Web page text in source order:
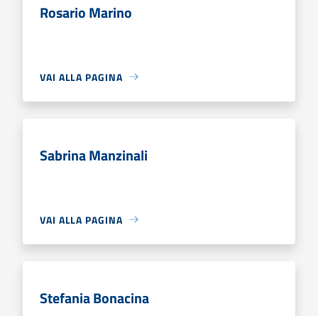
Rosario Marino
VAI ALLA PAGINA
Sabrina Manzinali
VAI ALLA PAGINA
Stefania Bonacina